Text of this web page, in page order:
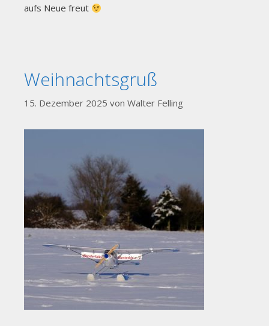
aufs Neue freut
Weihnachtsgruß
15. Dezember 2025 von Walter Felling